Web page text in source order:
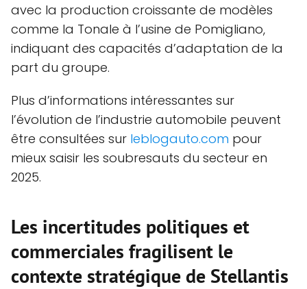
avec la production croissante de modèles
comme la Tonale à l’usine de Pomigliano,
indiquant des capacités d’adaptation de la
part du groupe.
Plus d’informations intéressantes sur
l’évolution de l’industrie automobile peuvent
être consultées sur leblogauto.com pour
mieux saisir les soubresauts du secteur en
2025.
Les incertitudes politiques et
commerciales fragilisent le
contexte stratégique de Stellantis